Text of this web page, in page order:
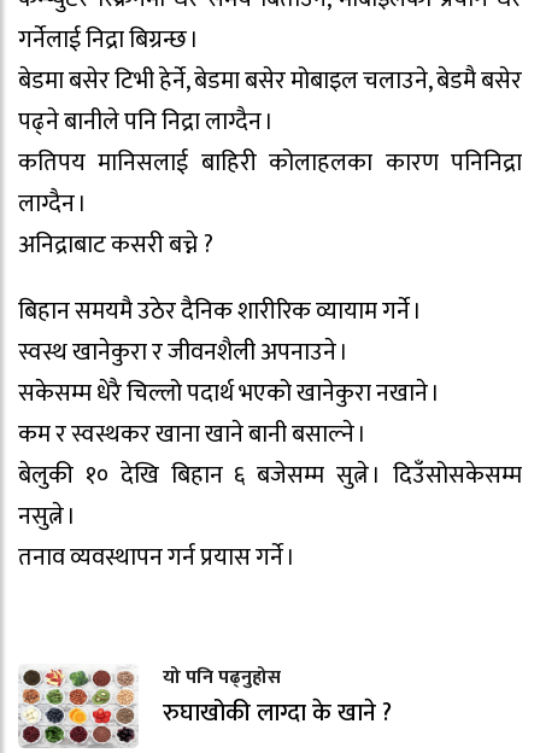
गर्नेलाई निद्रा बिग्रन्छ ।
बेडमा बसेर टिभी हेर्ने, बेडमा बसेर मोबाइल चलाउने, बेडमै बसेर
पढ्ने बानीले पनि निद्रा लाग्दैन ।
कतिपय मानिसलाई बाहिरी कोलाहलका कारण पनिनिद्रा
लाग्दैन ।
अनिद्राबाट कसरी बच्ने ?
बिहान समयमै उठेर दैनिक शारीरिक व्यायाम गर्ने ।
स्वस्थ खानेकुरा र जीवनशैली अपनाउने ।
सकेसम्म धेरै चिल्लो पदार्थ भएको खानेकुरा नखाने ।
कम र स्वस्थकर खाना खाने बानी बसाल्ने ।
बेलुकी १० देखि बिहान ६ बजेसम्म सुत्ने । दिउँसोसकेसम्म
नसुत्ने ।
तनाव व्यवस्थापन गर्न प्रयास गर्ने ।
यो पनि पढ्नुहोस
रुघाखोकी लाग्दा के खाने ?